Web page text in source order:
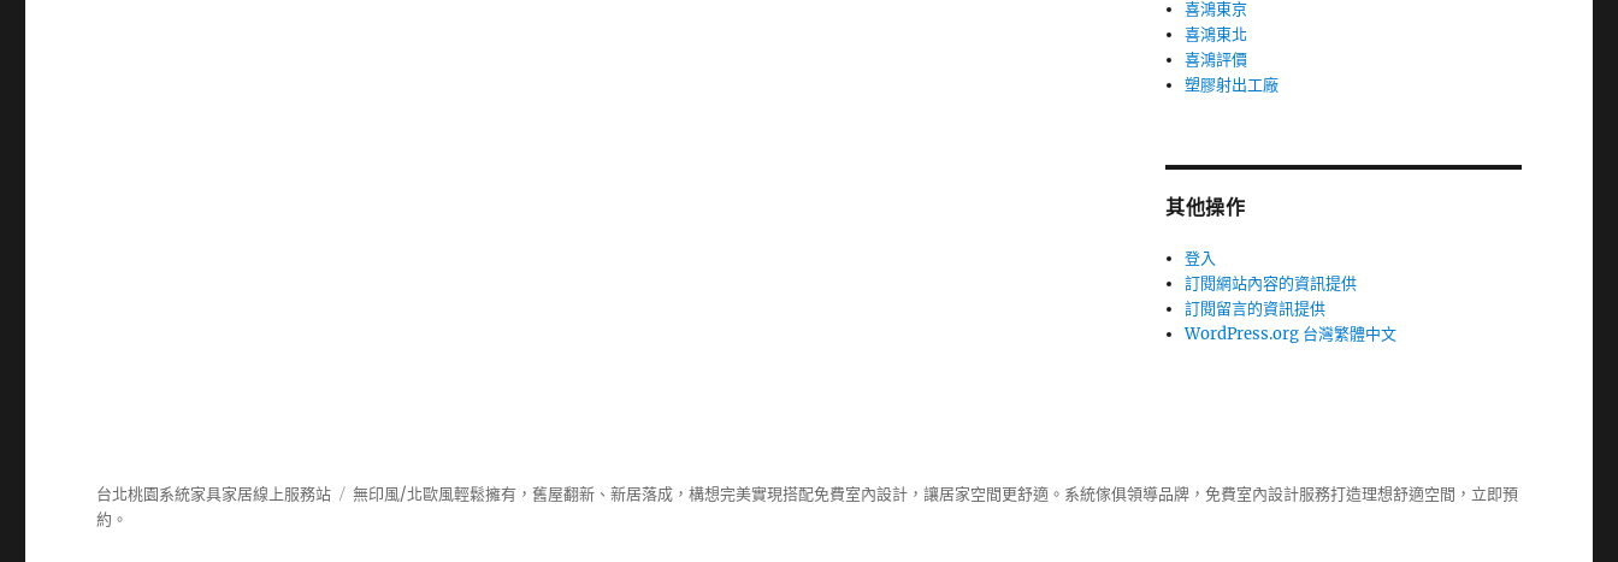
喜鴻東京
喜鴻東北
喜鴻評價
塑膠射出工廠
其他操作
登入
訂閱網站內容的資訊提供
訂閱留言的資訊提供
WordPress.org 台灣繁體中文
台北桃園系統家具家居線上服務站 無印風/北歐風輕鬆擁有，舊屋翻新、新居落成，構想完美實現搭配免費室內設計，讓居家空間更舒適。 系統傢俱領導品牌，免費室內設計服務打造理想舒適空間，立即預
約。